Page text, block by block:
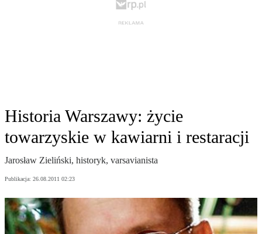
Historia Warszawy: życie
towarzyskie w kawiarni i restaracji
Jarosław Zieliński, historyk, varsavianista
Publikacja: 26.08.2011 02:23